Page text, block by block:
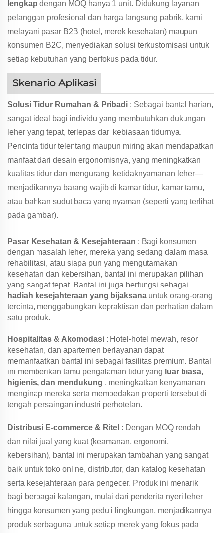
lengkap dengan MOQ hanya 1 unit. Didukung layanan
pelanggan profesional dan harga langsung pabrik, kami
melayani pasar B2B (hotel, merek kesehatan) maupun
konsumen B2C, menyediakan solusi terkustomisasi untuk
setiap kebutuhan yang berfokus pada tidur.
Skenario Aplikasi
Solusi Tidur Rumahan & Pribadi : Sebagai bantal harian,
sangat ideal bagi individu yang membutuhkan dukungan
leher yang tepat, terlepas dari kebiasaan tidurnya.
Pencinta tidur telentang maupun miring akan mendapatkan
manfaat dari desain ergonomisnya, yang meningkatkan
kualitas tidur dan mengurangi ketidaknyamanan leher—
menjadikannya barang wajib di kamar tidur, kamar tamu,
atau bahkan sudut baca yang nyaman (seperti yang terlihat
pada gambar).
Pasar Kesehatan & Kesejahteraan : Bagi konsumen
dengan masalah leher, mereka yang sedang dalam masa
rehabilitasi, atau siapa pun yang mengutamakan
kesehatan dan kebersihan, bantal ini merupakan pilihan
yang sangat tepat. Bantal ini juga berfungsi sebagai
hadiah kesejahteraan yang bijaksana untuk orang-orang
tercinta, menggabungkan kepraktisan dan perhatian dalam
satu produk.
Hospitalitas & Akomodasi : Hotel-hotel mewah, resor
kesehatan, dan apartemen berlayanan dapat
memanfaatkan bantal ini sebagai fasilitas premium. Bantal
ini memberikan tamu pengalaman tidur yang luar biasa,
higienis, dan mendukung , meningkatkan kenyamanan
menginap mereka serta membedakan properti tersebut di
tengah persaingan industri perhotelan.
Distribusi E-commerce & Ritel : Dengan MOQ rendah
dan nilai jual yang kuat (keamanan, ergonomi,
kebersihan), bantal ini merupakan tambahan yang sangat
baik untuk toko online, distributor, dan katalog kesehatan
serta kesejahteraan para pengecer. Produk ini menarik
bagi berbagai kalangan, mulai dari penderita nyeri leher
hingga konsumen yang peduli lingkungan, menjadikannya
produk serbaguna untuk setiap merek yang fokus pada